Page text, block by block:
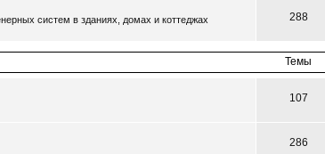
систем в зданиях, домах и коттеджах
288
Темы
107
286